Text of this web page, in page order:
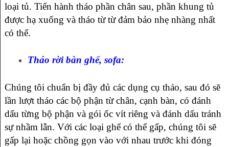
loại tủ. Tiến hành tháo phần chân sau, phần khung tủ
được hạ xuống và tháo từ từ đảm bảo nhẹ nhàng nhất
có thể.
Tháo rời bàn ghế, sofa:
Chúng tôi chuẩn bị đầy đủ các dụng cụ tháo, sau đó sẽ
lần lượt tháo các bộ phận từ chân, cạnh bàn, có đánh
dấu từng bộ phận và gói ốc vít riêng và đánh dấu tránh
sự nhầm lẫn. Với các loại ghế có thể gấp, chúng tôi sẽ
gấp lại hoặc chồng gọn vào với nhau trước khi đóng